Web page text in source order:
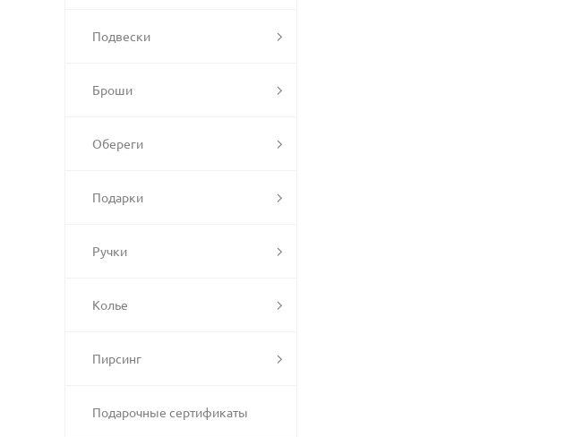
Подвески
Броши
Обереги
Подарки
Ручки
Колье
Пирсинг
Подарочные сертификаты